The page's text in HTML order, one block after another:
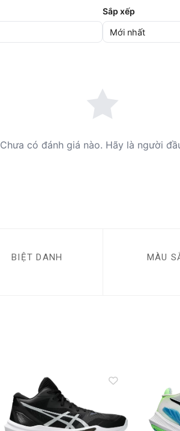
Sắp xếp
Chưa có đánh giá nào. Hãy là người
BIỆT DANH MÀU
Add to
wishlist